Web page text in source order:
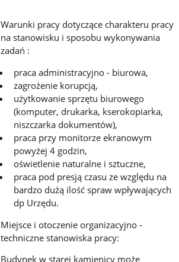
Warunki pracy dotyczące charakteru pracy
na stanowisku i sposobu wykonywania
zadań :
praca administracyjno - biurowa,
zagrożenie korupcją,
użytkowanie sprzętu biurowego
(komputer, drukarka, kserokopiarka,
niszczarka dokumentów),
praca przy monitorze ekranowym
powyżej 4 godzin,
oświetlenie naturalne i sztuczne,
praca pod presją czasu ze względu na
bardzo dużą ilość spraw wpływających
dp Urzędu.
Miejsce i otoczenie organizacyjno -
techniczne stanowiska pracy:
Budynek w starej kamienicy może